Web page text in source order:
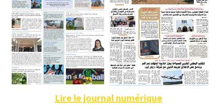
Lire le journal numérique